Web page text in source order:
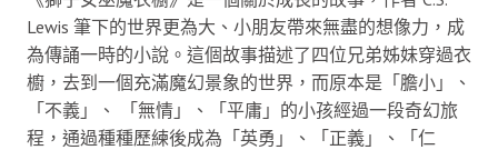
Lewis 筆下的世界更為大、小朋友帶來無盡的想像力，成
為傳誦一時的小說。這個故事描述了四位兄弟姊妹穿過衣
櫥，去到一個充滿魔幻景象的世界，而原本是「膽小」、
「不義」、 「無情」、「平庸」的小孩經過一段奇幻旅
程，通過種種歷練後成為「英勇」、「正義」、「仁